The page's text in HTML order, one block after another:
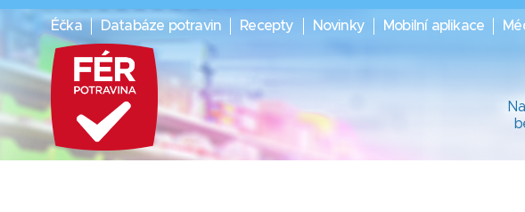
Éčka Databáze potravin Recepty Novinky Mobilní aplikace